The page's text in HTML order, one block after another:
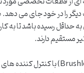
را در خود جای می دهد.
رسیده باشد تا به
مستقیم دارند.